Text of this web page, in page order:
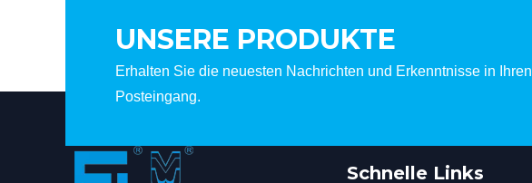
UNSERE PRODUKTE
Erhalten Sie die neuesten Nachrichten und Erkenntnisse in Ihren
Posteingang.
Schnelle Links